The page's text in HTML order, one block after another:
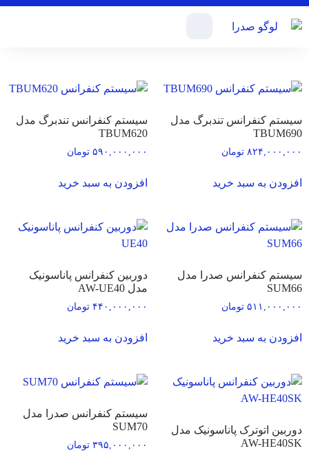
سیستم کنفرانس تندبرگ مدل
TBUM690
۸۲۴,۰۰۰,۰۰۰ تومان
افزودن به سبد خرید
سیستم کنفرانس تندبرگ مدل
TBUM620
۵۹۰,۰۰۰,۰۰۰ تومان
افزودن به سبد خرید
سیستم کنفرانس صدرا مدل
SUM66
۵۱۱,۰۰۰,۰۰۰ تومان
افزودن به سبد خرید
دوربین کنفرانس پاناسونیک
مدل AW-UE40
۴۴۰,۰۰۰,۰۰۰ تومان
افزودن به سبد خرید
دوربین اتوترک پاناسونیک مدل
AW-HE40SK
سیستم کنفرانس صدرا مدل
SUM70
۳۹۵,۰۰۰,۰۰۰ تومان